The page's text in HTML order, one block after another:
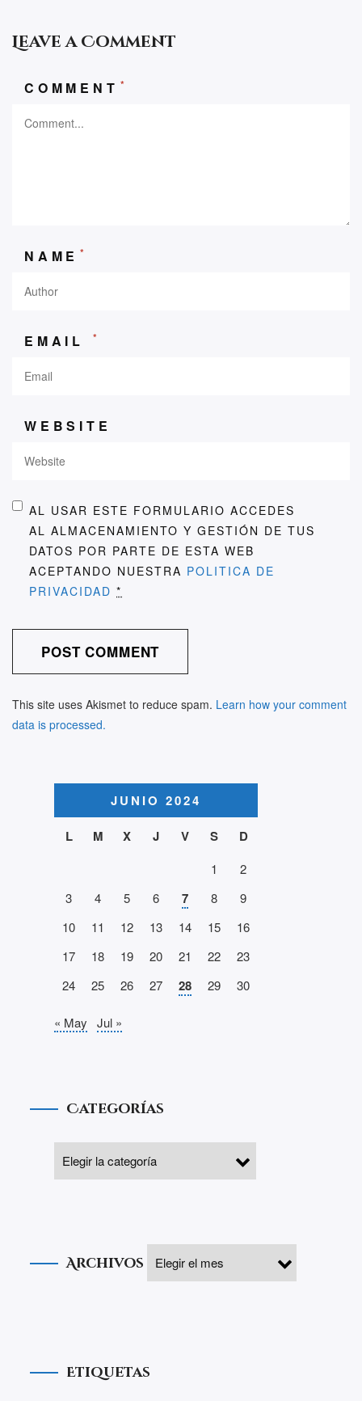
Leave a Comment
COMMENT *
NAME *
EMAIL *
WEBSITE
AL USAR ESTE FORMULARIO ACCEDES
AL ALMACENAMIENTO Y GESTIÓN DE TUS
DATOS POR PARTE DE ESTA WEB
ACEPTANDO NUESTRA POLITICA DE
PRIVACIDAD *
This site uses Akismet to reduce spam. Learn how your comment
data is processed.
JUNIO 2024
L
M X J V S D
1
2
3
4 5 6 7 8
9
10
11 12 13 14 15
16
17
18 19 20 21 22
23
24
25 26 27 28 29 30
« May Jul »
Categorías
Archivos
Etiquetas